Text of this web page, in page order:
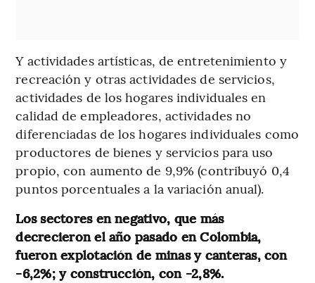
Y actividades artísticas, de entretenimiento y
recreación y otras actividades de servicios,
actividades de los hogares individuales en
calidad de empleadores, actividades no
diferenciadas de los hogares individuales como
productores de bienes y servicios para uso
propio, con aumento de 9,9% (contribuyó 0,4
puntos porcentuales a la variación anual).
Los sectores en negativo, que más
decrecieron el año pasado en Colombia,
fueron explotación de minas y canteras, con
-6,2%; y construcción, con -2,8%.